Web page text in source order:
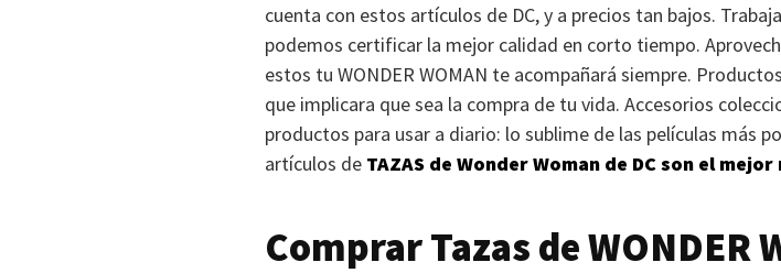
cuenta con estos artículos de DC, y a precios tan bajos.
podemos certificar la mejor calidad en corto tiempo.
estos tu WONDER WOMAN te acompañará siempre.
que implicara que sea la compra de tu vida. Accesorios
productos para usar a diario: lo sublime de las películas más
artículos de TAZAS de Wonder Woman de DC son el
Comprar Tazas deWONDER